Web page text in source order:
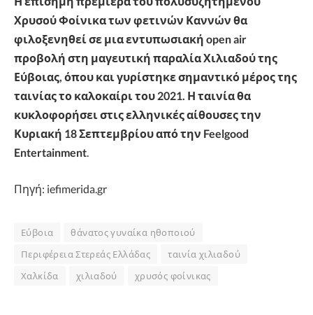
Χρυσού Φοίνικα των φετινών Καννών θα
φιλοξενηθεί σε μια εντυπωσιακή open air
προβολή στη μαγευτική παραλία Χιλιαδού της
Εύβοιας, όπου και γυρίστηκε σημαντικό μέρος της
ταινίας το καλοκαίρι του 2021. Η ταινία θα
κυκλοφορήσει στις ελληνικές αίθουσες την
Κυριακή 18 Σεπτεμβρίου από την Feelgood
Entertainment.
Πηγή: iefimerida.gr
Εύβοια
θάνατος γυναίκα ηθοποιού
Περιφέρεια Στερεάς Ελλάδας
ταινία χιλιαδού
Χαλκίδα
χιλιαδού χρυσός φοίνικας